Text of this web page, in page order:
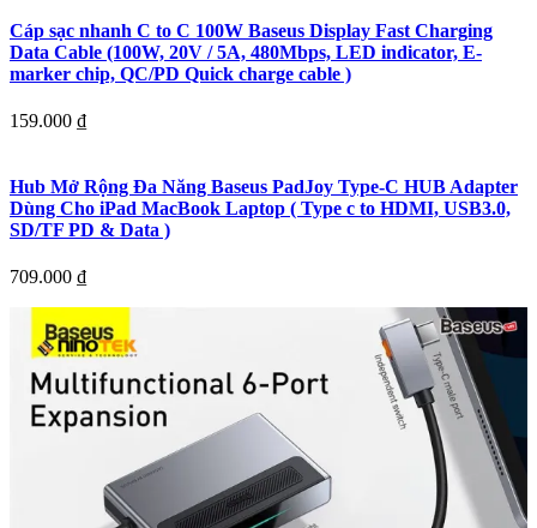
Cáp sạc nhanh C to C 100W Baseus Display Fast Charging
Data Cable (100W, 20V / 5A, 480Mbps, LED indicator, E-
marker chip, QC/PD Quick charge cable )
159.000 ₫
Hub Mở Rộng Đa Năng Baseus PadJoy Type-C HUB Adapter
Dùng Cho iPad MacBook Laptop ( Type c to HDMI, USB3.0,
SD/TF PD & Data )
709.000 ₫